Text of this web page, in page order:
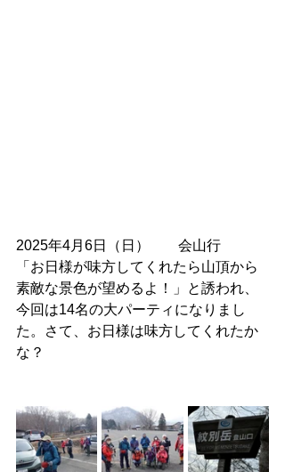
2025年4月6日（日）　　会山行
「お日様が味方してくれたら山頂から
素敵な景色が望めるよ！」と誘われ、
今回は14名の大パーティになりまし
た。さて、お日様は味方してくれたか
な？